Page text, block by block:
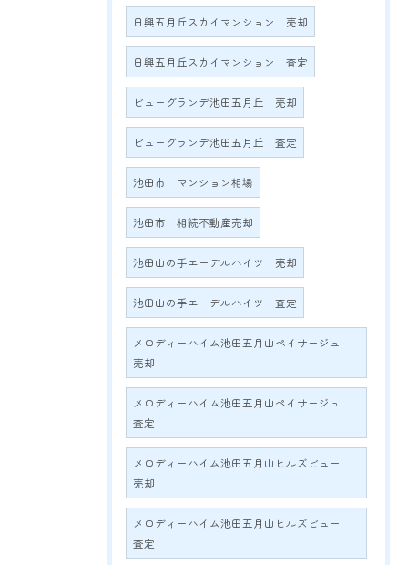
日興五月丘スカイマンション 売却
日興五月丘スカイマンション 査定
ビューグランデ池田五月丘 売却
ビューグランデ池田五月丘 査定
池田市 マンション相場
池田市 相続不動産売却
池田山の手エーデルハイツ 売却
池田山の手エーデルハイツ 査定
メロディーハイム池田五月山ペイサージュ
売却
メロディーハイム池田五月山ペイサージュ
査定
メロディーハイム池田五月山ヒルズビュー
売却
メロディーハイム池田五月山ヒルズビュー
査定